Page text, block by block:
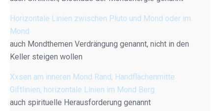
Horizontale Linien zwischen Pluto und Mond oder im
Mond
auch Mondthemen Verdrängung genannt, nicht in den
Keller steigen wollen
Xxsen am inneren Mond Rand, Handflächenmitte
Giftlinien, horizontale Linien im Mond Berg
auch spirituelle Herausforderung genannt